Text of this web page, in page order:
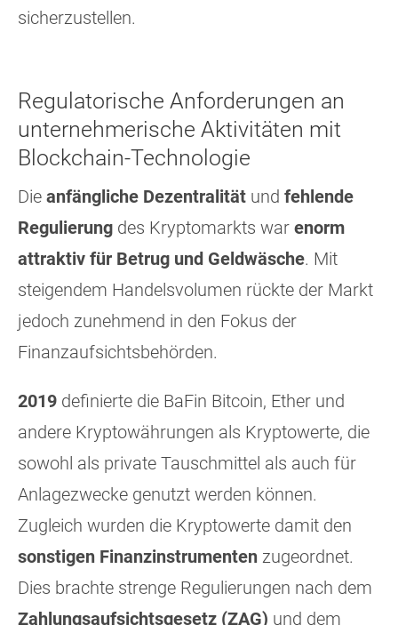
sicherzustellen.
Regulatorische Anforderungen an
unternehmerische Aktivitäten mit
Blockchain-Technologie
Die anfängliche Dezentralität und fehlende
Regulierung des Kryptomarkts war enorm
attraktiv für Betrug und Geldwäsche. Mit
steigendem Handelsvolumen rückte der Markt
jedoch zunehmend in den Fokus der
Finanzaufsichtsbehörden.
2019 definierte die BaFin Bitcoin, Ether und
andere Kryptowährungen als Kryptowerte, die
sowohl als private Tauschmittel als auch für
Anlagezwecke genutzt werden können.
Zugleich wurden die Kryptowerte damit den
sonstigen Finanzinstrumenten zugeordnet.
Dies brachte strenge Regulierungen nach dem
Zahlungsaufsichtsgesetz (ZAG) und dem